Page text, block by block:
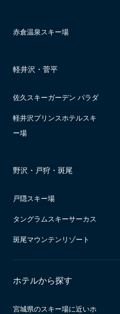
赤倉温泉スキー場
軽井沢・菅平
佐久スキーガーデン パラダ
軽井沢プリンスホテルスキ
ー場
野沢・戸狩・斑尾
戸隠スキー場
タングラムスキーサーカス
斑尾マウンテンリゾート
ホテルから探す
宮城県のスキー場に近いホ